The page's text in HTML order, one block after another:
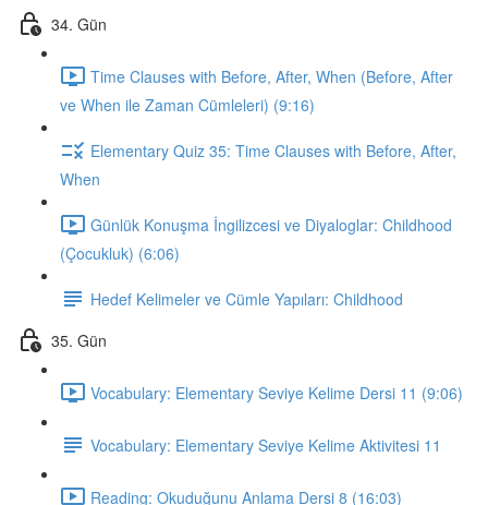
34. Gün
Time Clauses with Before, After, When (Before, After
ve When ile Zaman Cümleleri) (9:16)
Elementary Quiz 35: Time Clauses with Before, After,
When
Günlük Konuşma İngilizcesi ve Diyaloglar: Childhood
(Çocukluk) (6:06)
Hedef Kelimeler ve Cümle Yapıları: Childhood
35. Gün
Vocabulary: Elementary Seviye Kelime Dersi 11 (9:06)
Vocabulary: Elementary Seviye Kelime Aktivitesi 11
Reading: Okuduğunu Anlama Dersi 8 (16:03)